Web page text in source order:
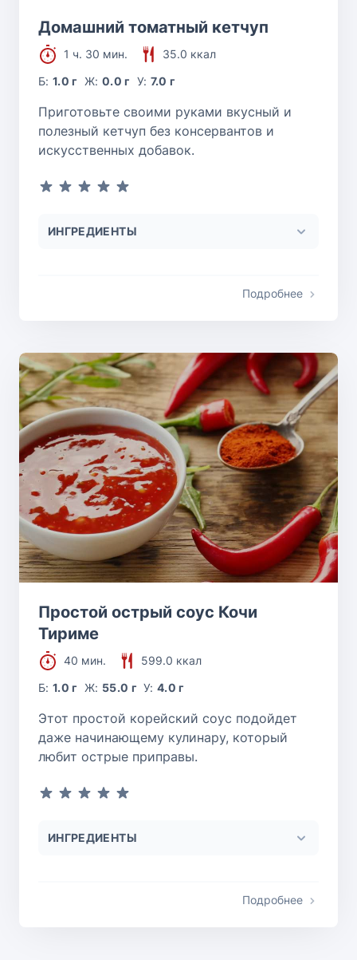
Домашний томатный кетчуп
1 ч. 30 мин.
35.0 ккал
Б:1.0 г Ж: 0.0 г У: 7.0 г
Приготовьте своими руками вкусный и
полезный кетчуп без консервантов и
искусственных добавок.
ИНГРЕДИЕНТЫ
Подробнее
Простой острый соус Кочи
Тириме
40 мин.
599.0 ккал
Б:1.0 г Ж: 55.0 г У:4.0 г
Этот простой корейский соус подойдет
даже начинающему кулинару, который
любит острые приправы.
ИНГРЕДИЕНТЫ
Подробнее